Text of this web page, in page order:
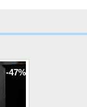
-47%